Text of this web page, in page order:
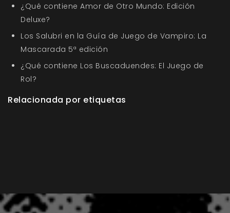
¿Qué contiene Amor de Otro Mundo: Edición
Deluxe?
Los Salubri en la Guía de Juego de Vampiro: La
Mascarada 5ª edición
¿Qué contiene Los Buscaduendes: El Juego de
Rol?
Relacionada por etiquetas